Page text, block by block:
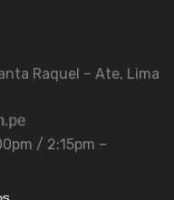
Raquel – Ate, Lima
/ 2:15pm –